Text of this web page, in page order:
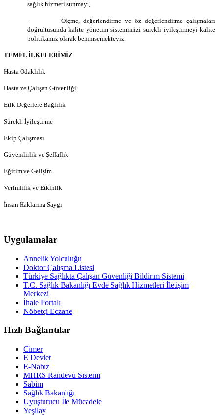
sağlık hizmeti sunmayı,
· Ölçme, değerlendirme ve öz değerlendirme çalışmaları
doğrultusunda kalite yönetim sistemimizi sürekli iyileştirmeyi kalite
politikamız olarak benimsemekteyiz.
TEMEL İLKELERİMİZ
Hasta Odaklılık
Hasta ve Çalışan Güvenliği
Etik Değerlere Bağlılık
Sürekli İyileştirme
Ekip Çalışması
Güvenilirlik ve Şeffaflık
Eğitim ve Gelişim
Verimlilik ve Etkinlik
İnsan Haklarına Saygı
Uygulamalar
Annelik Yolculuğu
Doktor Çalışma Listesi
Türkiye Sağlıkta Çalışan Güvenliği Bildirim Sistemi
T.C. Sağlık Bakanlığı Evde Sağlık Hizmetleri İletişim
Merkezi
İhale Portalı
Nöbetçi Eczane
Hızlı Bağlantılar
Cimer
E Devlet
E-Nabız
MHRS Randevu Sistemi
Sabim
Sağlık Bakanlığı
Uyuşturucu İle Mücadele
Yeşilay